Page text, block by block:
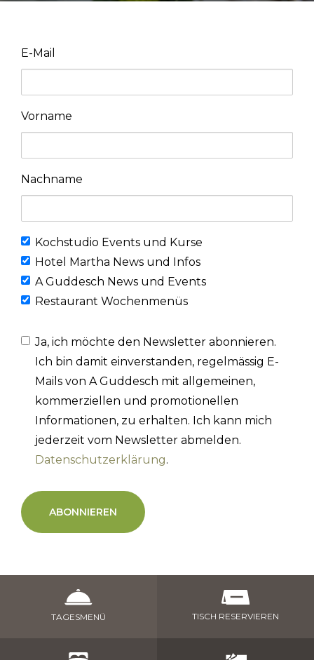
FR
NL
E-Mail
Vorname
Nachname
Kochstudio Events und Kurse
Hotel Martha News und Infos
A Guddesch News und Events
Restaurant Wochenmenüs
Ja, ich möchte den Newsletter abonnieren.
Ich bin damit einverstanden, regelmässig E-
Mails von A Guddesch mit allgemeinen,
kommerziellen und promotionellen
Informationen, zu erhalten. Ich kann mich
jederzeit vom Newsletter abmelden.
Datenschutzerklärung.
TAGESMENÜ TISCH RESERVIEREN